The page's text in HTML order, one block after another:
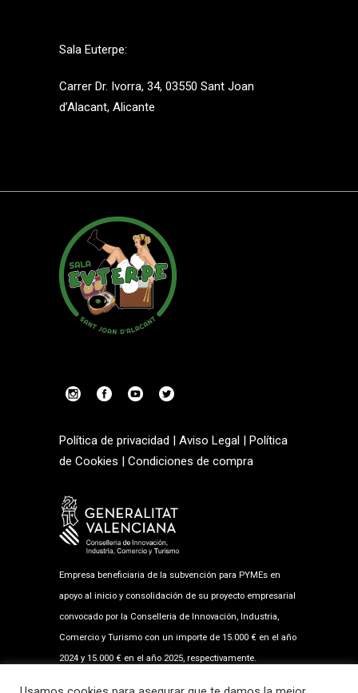
Sala Euterpe:
Carrer Dr. Ivorra, 34, 03550 Sant Joan
d’Alacant, Alicante
Política de privacidad | Aviso Legal | Política
de Cookies | Condiciones de compra
Empresa beneficiaria de la subvención para PYMEs en
apoyo al inicio y consolidación de su proyecto empresarial
convocado por la Conselleria de Innovación, Industria,
Comercio y Turismo con un importe de 15.000 € en el año
2024 y 15.000 € en el año 2025, respectivamente.